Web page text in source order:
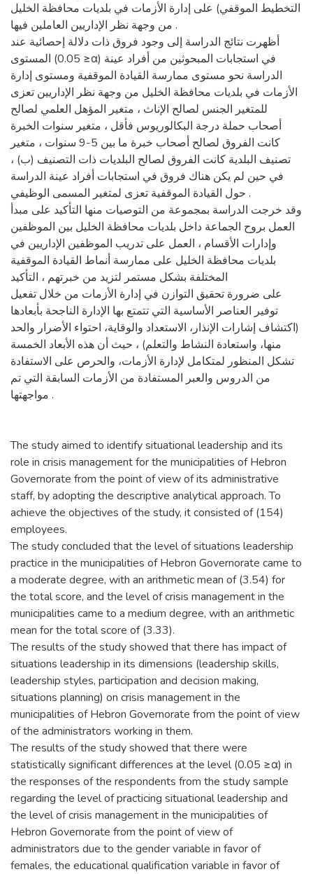
التخطيط الموقفي) على إدارة الأزمات في بلديات محافظة الخليل
من وجهة نظر الإداريين العاملين فيها .
أظهرت نتائج الدراسة إلى وجود فروق ذات دلالة إحصائية عند
المستوى (0.05 ≥α) في استجابات المبحوثين من أفراد عينة
الدراسة نحو مستوى ممارسة القيادة الموقفية ومستوى إدارة
الأزمات في بلديات محافظة الخليل من وجهة نظر الإداريين تعزى
للمتغير الجنس لصالح الإناث ، متغير المؤهل العلمي لصالح
أصحاب حملة درجة البكالوريوس فأقل ، متغير سنوات الخبرة
كانت الفروق لصالح أصحاب خبرة ما بين 5-9 سنوات ، متغير
تصنيف البلدية كانت الفروق لصالح البلديات ذات التصنيف (ب) ،
في حين لم يكن هناك فروق في استجابات أفراد عينة الدراسة
حول القيادة الموقفية تعزى لمتغير المسمى الوظيفي .
وقد خرجت الدراسة بمجموعة من التوصيات منها التأكيد على مبدأ
العمل بروح الجماعة داخل بلديات محافظة الخليل بين الموظفين
وإدارات الأقسام ، العمل على تدريب الموظفين الإداريين في
بلديات محافظة الخليل على ممارسة أنماط القيادة الموقفية
المختلفة بشكل مستمر لتزيد من خبرتهم ، التأكيد
على ضرورة تحقيق التوازن في إدارة الأزمات من خلال تفعيل
توفير العناصر الأساسية التي تتمتع بها الإدارة الناجحة بأبعادها
(اكتشاف إشارات الإنذار، الاستعداد والوقاية، احتواء الأضرار والحد
منها، واستعادة النشاط والتعلم) ، حيث أن هذه الأبعاد الخمسة
تشكل المنظور لمتكامل لإدارة الأزمات، والحرص على الاستفادة
من الدروس والعبر المستفادة من الأزمات السابقة التي تم
مواجهتها .
The study aimed to identify situational leadership and its
role in crisis management for the municipalities of Hebron
Governorate from the point of view of its administrative
staff, by adopting the descriptive analytical approach. To
achieve the objectives of the study, it consisted of (154)
employees.
The study concluded that the level of situations leadership
practice in the municipalities of Hebron Governorate came to
a moderate degree, with an arithmetic mean of (3.54) for
the total score, and the level of crisis management in the
municipalities came to a medium degree, with an arithmetic
mean for the total score of (3.33).
The results of the study showed that there has impact of
situations leadership in its dimensions (leadership skills,
leadership styles, participation and decision making,
situations planning) on crisis management in the
municipalities of Hebron Governorate from the point of view
of the administrators working in them.
The results of the study showed that there were
statistically significant differences at the level (0.05 ≥α) in
the responses of the respondents from the study sample
regarding the level of practicing situational leadership and
the level of crisis management in the municipalities of
Hebron Governorate from the point of view of
administrators due to the gender variable in favor of
females, the educational qualification variable in favor of